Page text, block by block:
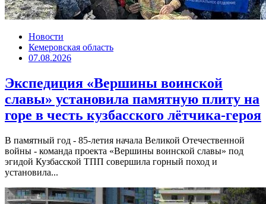
Новости
Кемеровская область
07.08.2026
Экспедиция «Вершины воинской
славы» установила памятную плиту на
горе в честь кузбасского лётчика-героя
В памятный год - 85-летия начала Великой Отечественной
войны - команда проекта «Вершины воинской славы» под
эгидой Кузбасской ТПП совершила горный поход и
установила...